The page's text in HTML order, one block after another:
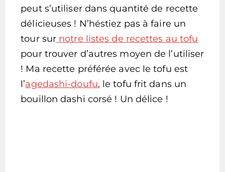
peut s’utiliser dans quantité de recette
délicieuses ! N’héstiez pas à faire un
tour sur notre listes de recettes au tofu
pour trouver d’autres moyen de l’utiliser
! Ma recette préférée avec le tofu est
l’agedashi-doufu, le tofu frit dans un
bouillon dashi corsé ! Un délice !